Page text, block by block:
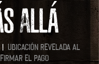
ALLÁ
|
Ubicación revelada al
el pago